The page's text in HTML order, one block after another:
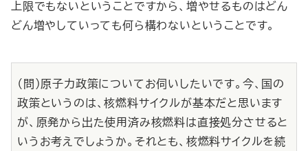
上限でもないということですから、増やせるものはどん
どん増やしていっても何ら構わないということです。
（問）原子力政策についてお伺いしたいです。今、国の
政策というのは、核燃料サイクルが基本だと思います
が、原発から出た使用済み核燃料は直接処分させると
いうお考えでしょうか。それとも、核燃料サイクルを続